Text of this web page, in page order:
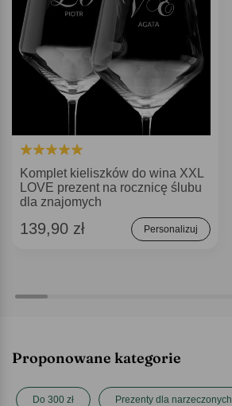
Komplet kieliszków do wina XXL
LOVE prezent na rocznicę ślubu
dla znajomych
139,90 zł Personalizuj
Proponowane kategorie
Do 300 zł Prezenty dla narzeczonych